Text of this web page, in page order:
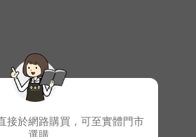
接於網路購買，可至實體門市
選購